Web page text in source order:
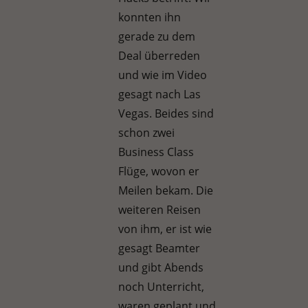
konnten ihn
gerade zu dem
Deal überreden
und wie im Video
gesagt nach Las
Vegas. Beides sind
schon zwei
Business Class
Flüge, wovon er
Meilen bekam. Die
weiteren Reisen
von ihm, er ist wie
gesagt Beamter
und gibt Abends
noch Unterricht,